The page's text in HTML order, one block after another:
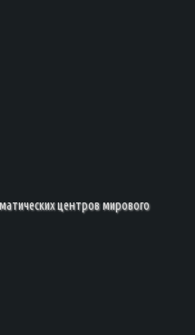
центров мирового